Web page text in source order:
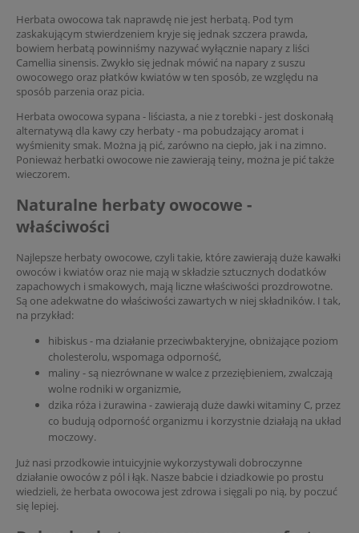
Herbata owocowa tak naprawdę nie jest herbatą. Pod tym
zaskakującym stwierdzeniem kryje się jednak szczera prawda,
bowiem herbatą powinniśmy nazywać wyłącznie napary z liści
Camellia sinensis. Zwykło się jednak mówić na napary z suszu
owocowego oraz płatków kwiatów w ten sposób, ze względu na
sposób parzenia oraz picia.
Herbata owocowa sypana - liściasta, a nie z torebki - jest doskonałą
alternatywą dla kawy czy herbaty - ma pobudzający aromat i
wyśmienity smak. Można ją pić, zarówno na ciepło, jak i na zimno.
Ponieważ herbatki owocowe nie zawierają teiny, można je pić także
wieczorem.
Naturalne herbaty owocowe -
właściwości
Najlepsze herbaty owocowe, czyli takie, które zawierają duże kawałki
owoców i kwiatów oraz nie mają w składzie sztucznych dodatków
zapachowych i smakowych, mają liczne właściwości prozdrowotne.
Są one adekwatne do właściwości zawartych w niej składników. I tak,
na przykład:
hibiskus - ma działanie przeciwbakteryjne, obniżające poziom
cholesterolu, wspomaga odporność,
maliny - są niezrównane w walce z przeziębieniem, zwalczają
wolne rodniki w organizmie,
dzika róża i żurawina - zawierają duże dawki witaminy C, przez
co budują odporność organizmu i korzystnie działają na układ
moczowy.
Już nasi przodkowie intuicyjnie wykorzystywali dobroczynne
działanie owoców z pól i łąk. Nasze babcie i dziadkowie po prostu
wiedzieli, że herbata owocowa jest zdrowa i sięgali po nią, by poczuć
się lepiej.